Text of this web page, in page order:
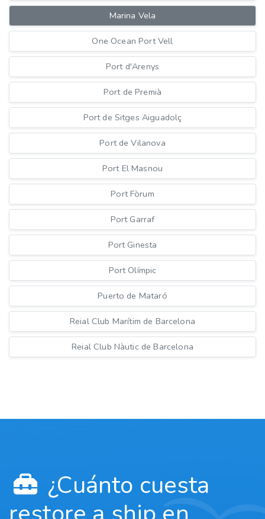
Marina Vela
One Ocean Port Vell
Port d'Arenys
Port de Premià
Port de Sitges Aiguadolç
Port de Vilanova
Port El Masnou
Port Fòrum
Port Garraf
Port Ginesta
Port Olímpic
Puerto de Mataró
Reial Club Marítim de Barcelona
Reial Club Nàutic de Barcelona
¿Cuánto cuesta